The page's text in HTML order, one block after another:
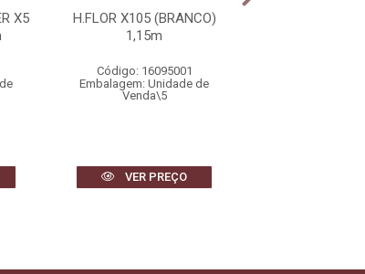
X5
H.FLOR X105 (BRANCO)
1,15m
Código: 16095001
Embalagem: Unidade de
Venda\5
VER PREÇO